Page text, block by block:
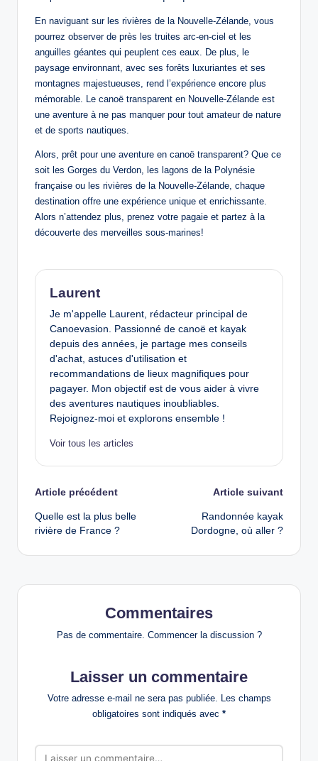
En naviguant sur les rivières de la Nouvelle-Zélande, vous
pourrez observer de près les truites arc-en-ciel et les
anguilles géantes qui peuplent ces eaux. De plus, le
paysage environnant, avec ses forêts luxuriantes et ses
montagnes majestueuses, rend l’expérience encore plus
mémorable. Le canoë transparent en Nouvelle-Zélande est
une aventure à ne pas manquer pour tout amateur de nature
et de sports nautiques.
Alors, prêt pour une aventure en canoë transparent? Que ce
soit les Gorges du Verdon, les lagons de la Polynésie
française ou les rivières de la Nouvelle-Zélande, chaque
destination offre une expérience unique et enrichissante.
Alors n’attendez plus, prenez votre pagaie et partez à la
découverte des merveilles sous-marines!
Laurent
Je m'appelle Laurent, rédacteur principal de
Canoevasion. Passionné de canoë et kayak
depuis des années, je partage mes conseils
d'achat, astuces d'utilisation et
recommandations de lieux magnifiques pour
pagayer. Mon objectif est de vous aider à vivre
des aventures nautiques inoubliables.
Rejoignez-moi et explorons ensemble !
Voir tous les articles
Post
navigation
Article précédent
Quelle est la plus belle
rivière de France ?
Article suivant
Randonnée kayak
Dordogne, où aller ?
Commentaires
Pas de commentaire. Commencer la discussion ?
Laisser un commentaire
Votre adresse e-mail ne sera pas publiée. Les champs
obligatoires sont indiqués avec *